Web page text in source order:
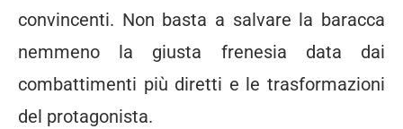
convincenti. Non basta a salvare la baracca
nemmeno la giusta frenesia data dai
combattimenti più diretti e le trasformazioni
del protagonista.